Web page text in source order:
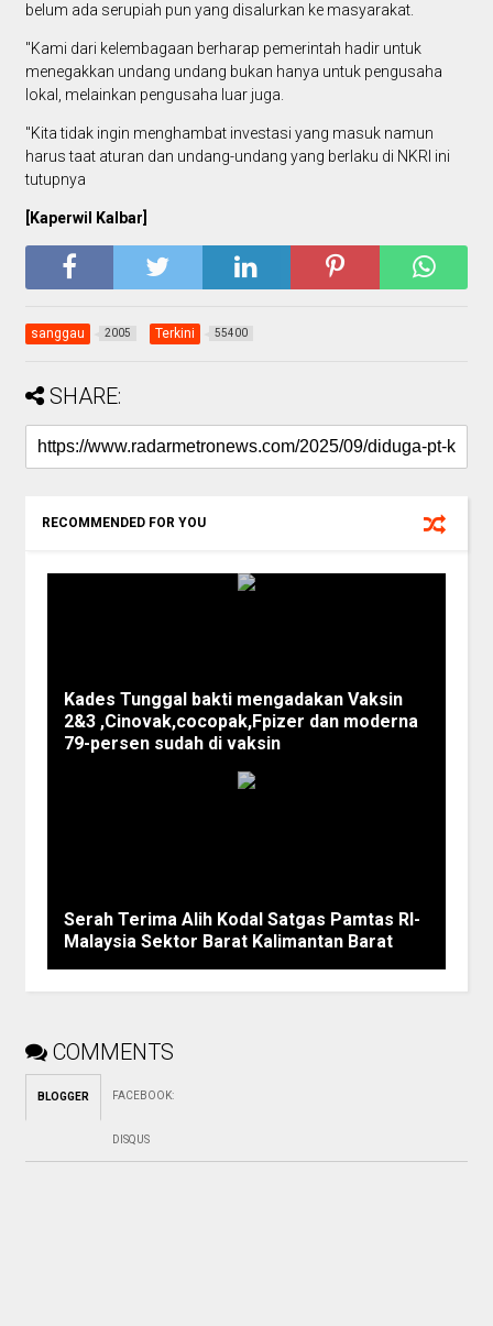
belum ada serupiah pun yang disalurkan ke masyarakat.
"Kami dari kelembagaan berharap pemerintah hadir untuk
menegakkan undang undang bukan hanya untuk pengusaha
lokal, melainkan pengusaha luar juga.
"Kita tidak ingin menghambat investasi yang masuk namun
harus taat aturan dan undang-undang yang berlaku di NKRI ini
tutupnya
[Kaperwil Kalbar]
sanggau 2005 Terkini 55400
SHARE:
RECOMMENDED FOR YOU
Kades Tunggal bakti mengadakan Vaksin
2&3 ,Cinovak,cocopak,Fpizer dan moderna
79-persen sudah di vaksin
Serah Terima Alih Kodal Satgas Pamtas RI-
Malaysia Sektor Barat Kalimantan Barat
COMMENTS
BLOGGER FACEBOOK:
DISQUS